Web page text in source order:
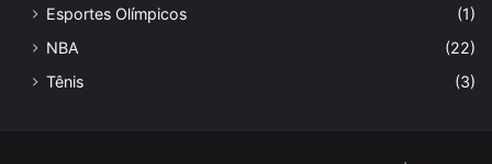
Esportes Olímpicos
(1)
NBA
(22)
Tênis
(3)